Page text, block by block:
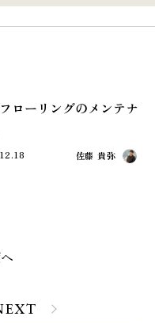
ローリングのメンテナ
佐藤 貴弥